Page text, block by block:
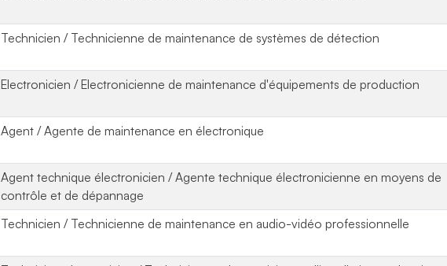
Technicien / Technicienne de maintenance de systèmes de détection
Electronicien / Electronicienne de maintenance d'équipements de production
Agent / Agente de maintenance en électronique
Agent technique électronicien / Agente technique électronicienne en moyens de
contrôle et de dépannage
Technicien / Technicienne de maintenance en audio-vidéo professionnelle